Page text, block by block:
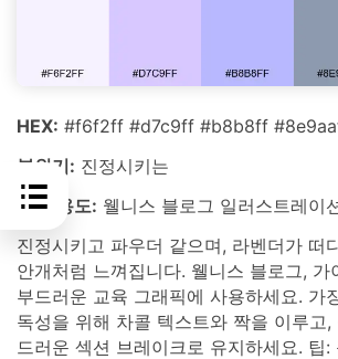
HEX: #f6f2ff #d7c9ff #b8b8ff
분위기: 진정시키는
최적 용도: 웰니스 블로그 일러스트레이
진정시키고 파우더 같으며, 라벤더가 떠
안개처럼 느껴집니다. 웰니스 블로그, 가
부드러운 교육 그래픽에 사용하세요. 가
독성을 위해 차콜 텍스트와 짝을 이루고
드러운 섹션 브레이크로 유지하세요. 팁: